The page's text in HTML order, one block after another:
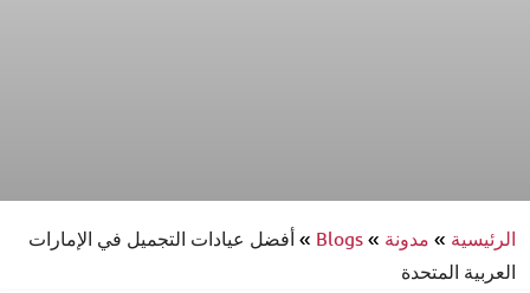
الرئيسية»مدونة»
Blogs
»أفضل عيادات التجميل في الإمارات
العربية المتحدة